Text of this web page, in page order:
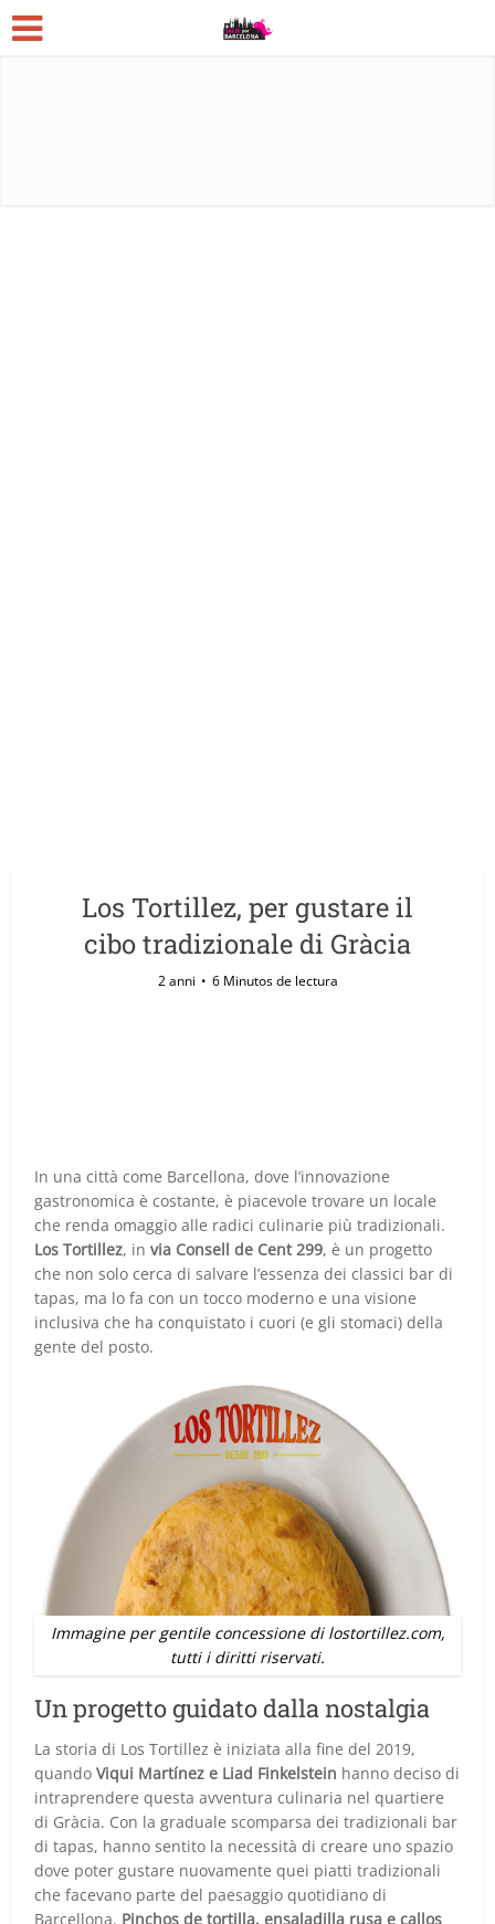
Los Tortillez, per gustare il
cibo tradizionale di Gràcia
2 anni 6 Minutos de lectura
In una città come Barcellona, dove l’innovazione
gastronomica è costante, è piacevole trovare un locale
che renda omaggio alle radici culinarie più tradizionali.
Los Tortillez, invia Consell de Cent 299, è un progetto
che non solo cerca di salvare l’essenza dei classici bar di
tapas, ma lo fa con un tocco moderno e una visione
inclusiva che ha conquistato i cuori (e gli stomaci) della
gente del posto.
Immagine per gentile concessione di lostortillez.com,
tutti i diritti riservati.
Un progetto guidato dalla nostalgia
La storia di Los Tortillez è iniziata alla fine del 2019,
quandoViqui Martínez e Liad Finkelstein hanno deciso di
intraprendere questa avventura culinaria nel quartiere
di Gràcia. Con la graduale scomparsa dei tradizionali bar
di tapas, hanno sentito la necessità di creare uno spazio
dove poter gustare nuovamente quei piatti tradizionali
che facevano parte del paesaggio quotidiano di
Barcellona. Pinchos de tortilla, ensaladilla rusa e callos